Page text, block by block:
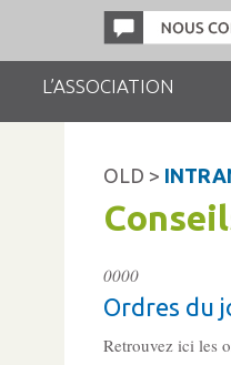
L’ASSOCIATION
OLD >
0000
Ordres du
Retrouvez ici les